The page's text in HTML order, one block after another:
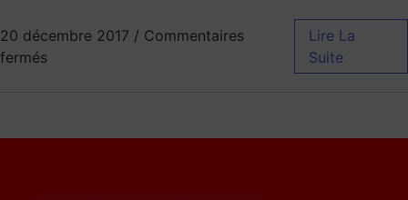
20 décembre 2017 / Commentaires
fermés
Lire La
Suite